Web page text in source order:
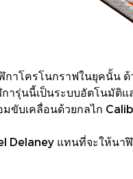
าโครโนกราฟในยุคนั้น ด้
รุ่นนี้เป็นระบบอัตโนมัติแ
ขับเคลื่อนด้วยกลไก
Delaney แทนที่จะให้นา